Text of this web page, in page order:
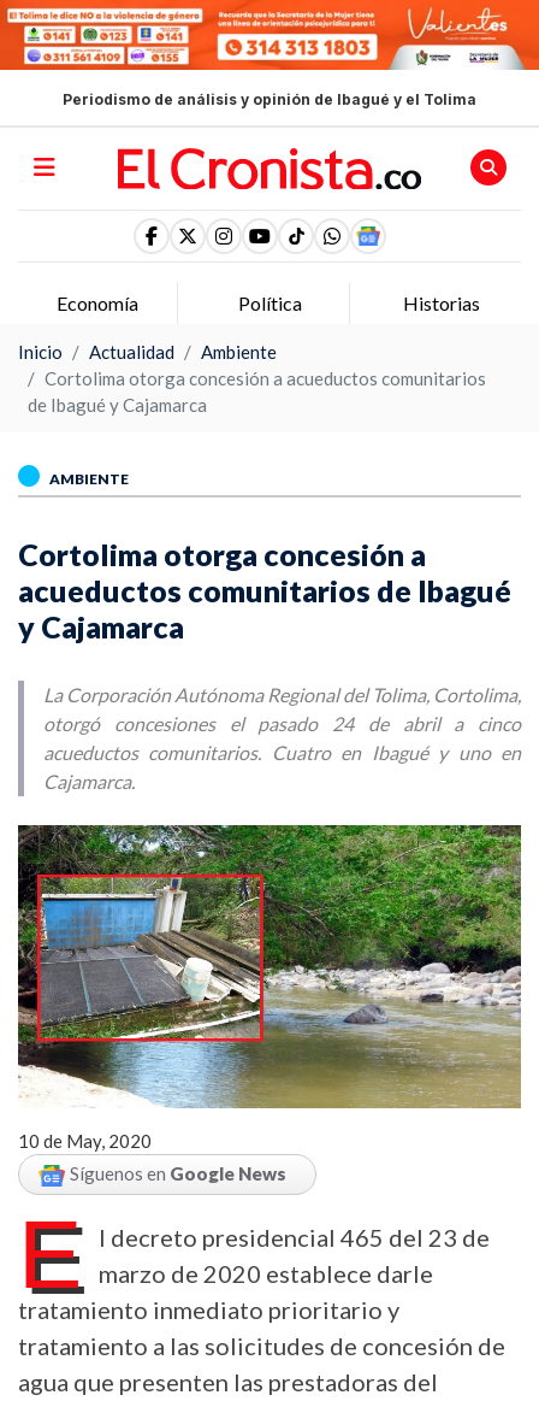
Periodismo de análisis y opinión de Ibagué y el Tolima
Economía Política Historias
Inicio Actualidad
Ambiente
Cortolima otorga concesión a acueductos comunitarios
de Ibagué y Cajamarca
AMBIENTE
Cortolima otorga concesión a
acueductos comunitarios de Ibagué
y Cajamarca
La Corporación Autónoma Regional del Tolima, Cortolima,
otorgó concesiones el pasado 24 de abril a cinco
acueductos comunitarios. Cuatro en Ibagué y uno en
Cajamarca.
10 de May, 2020
Síguenos en Google News
E
l decreto presidencial 465 del 23 de
marzo de 2020 establece darle
tratamiento inmediato prioritario y
tratamiento a las solicitudes de concesión de
agua que presenten las prestadoras del